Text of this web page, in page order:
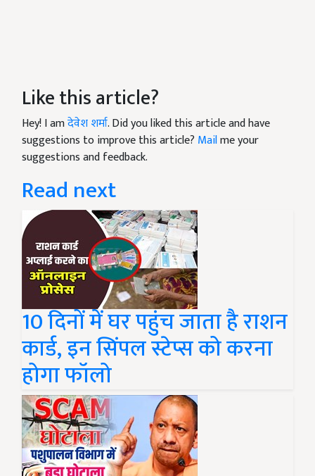
Like this article?
Hey! I amदेवेश शर्मा. Did you liked this article and have
suggestions to improve this article? Mailme your
suggestions and feedback.
Read next
10 दिनों में घर पहुंच जाता है राशन
कार्ड, इन सिंपल स्टेप्स को करना
होगा फॉलो